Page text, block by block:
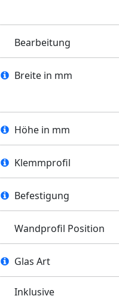
Bearbeitung
Breite in mm
Höhe in mm
Klemmprofil
Befestigung
Wandprofil Position
Glas Art
Inklusive